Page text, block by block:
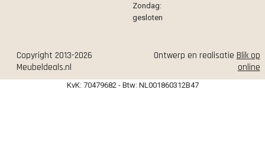
Zondag:
gesloten
Copyright 2013-2026
Meubeldeals.nl
Ontwerp en realisatie Blik op
online
KvK: 70479682 - Btw: NL001860312B47